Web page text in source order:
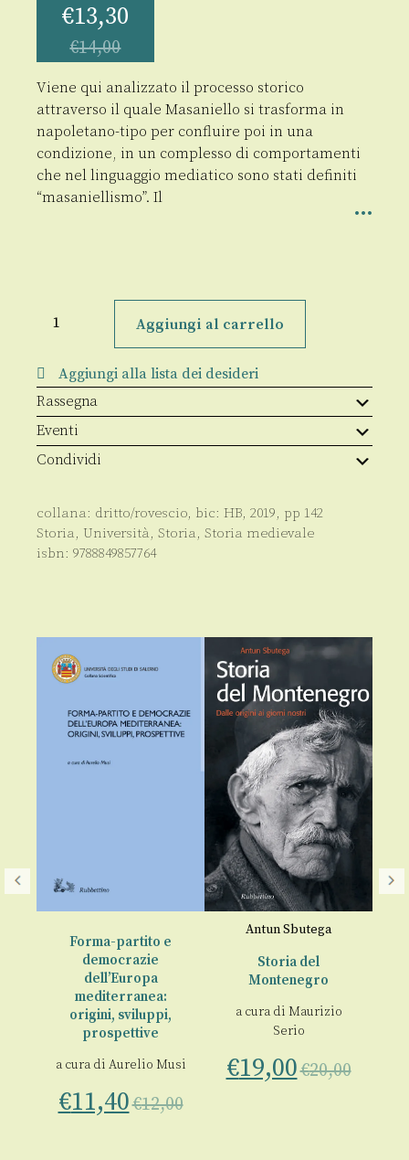
€13,30
€14,00
Viene qui analizzato il processo storico
attraverso il quale Masaniello si trasforma in
napoletano-tipo per confluire poi in una
condizione, in un complesso di comportamenti
che nel linguaggio mediatico sono stati definiti
“masaniellismo”. Il
quantità
Aggiungi al carrello
Aggiungi alla lista dei desideri
Rassegna
Eventi
Condividi
collana: dritto/rovescio, bic: HB, 2019, pp 142
Storia, Università, Storia, Storia medievale
isbn: 9788849857764
Forma-partito e
democrazie
dell’Europa
mediterranea:
origini, sviluppi,
prospettive
a cura di Aurelio Musi
€11,40€12,00
Antun Sbutega
Storia del
Montenegro
a cura di Maurizio
Serio
€19,00€20,00